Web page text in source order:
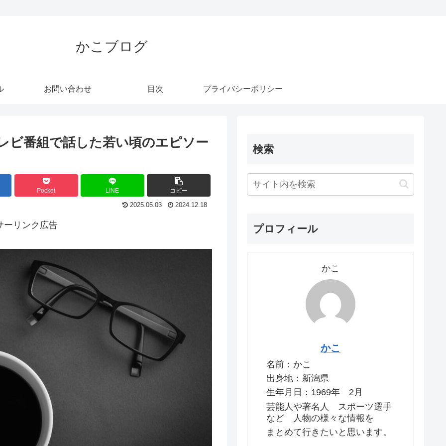
かこブログ
お問い合わせ 目次 プライバシーポリシー
ビ番組で話した若い頃のエピソー
Pocket LINE コピー
2025.05.03 2024.12.18
ーリンク広告
検索
プロフィール
かこ
かこ
名前：かこ
出身地：新潟県
生年月日：1969年 2月
芸能人や著名人 スポーツ選手
など 人物の様々な情報を
まとめて行きたいと思います。